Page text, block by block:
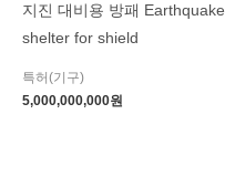
지진 대비용 방패 Earthquake
shelter for shield
특허(기구)
5,000,000,000원